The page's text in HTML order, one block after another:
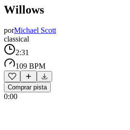
Willows
porMichael Scott
classical
2:31
109 BPM
Comprar pista
0:00